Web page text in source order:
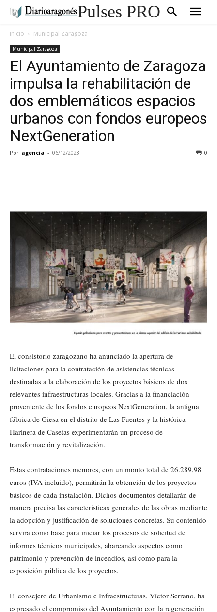
Pulses PRO
Inicio Municipal Zaragoza
Municipal Zaragoza
El Ayuntamiento de Zaragoza
impulsa la rehabilitación de
dos emblemáticos espacios
urbanos con fondos europeos
NextGeneration
Por agencia - 06/12/2023 0
El consistorio zaragozano ha anunciado la apertura de
licitaciones para la contratación de asistencias técnicas
destinadas a la elaboración de los proyectos básicos de dos
relevantes infraestructuras locales. Gracias a la financiación
proveniente de los fondos europeos NextGeneration, la antigua
fábrica de Giesa en el distrito de Las Fuentes y la histórica
Harinera de Casetas experimentarán un proceso de
transformación y revitalización.
Estas contrataciones menores, con un monto total de 26.289,98
euros (IVA incluido), permitirán la obtención de los proyectos
básicos de cada instalación. Dichos documentos detallarán de
manera precisa las características generales de las obras mediante
la adopción y justificación de soluciones concretas. Su contenido
servirá como base para iniciar los procesos de solicitud de
informes técnicos municipales, abarcando aspectos como
patrimonio y prevención de incendios, así como para la
exposición pública de los proyectos.
El consejero de Urbanismo e Infraestructuras, Víctor Serrano, ha
expresado el compromiso del Ayuntamiento con la regeneración